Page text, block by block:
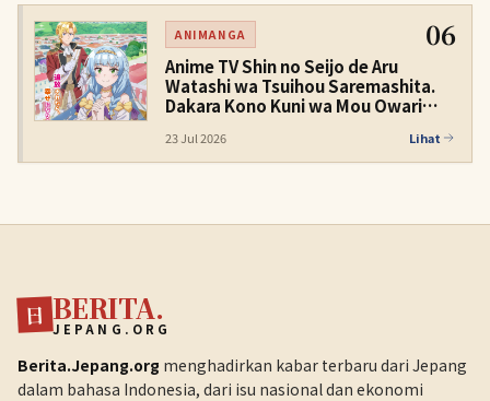
ANIMANGA 06
Anime TV Shin no Seijo de Aru
Watashi wa Tsuihou Saremashita.
Dakara Kono Kuni wa Mou Owari
23 Jul 2026 Lihat
日 BERITA.
JEPANG.ORG
Berita.Jepang.org menghadirkan kabar terbaru dari Jepang
dalam bahasa Indonesia, dari isu nasional dan ekonomi